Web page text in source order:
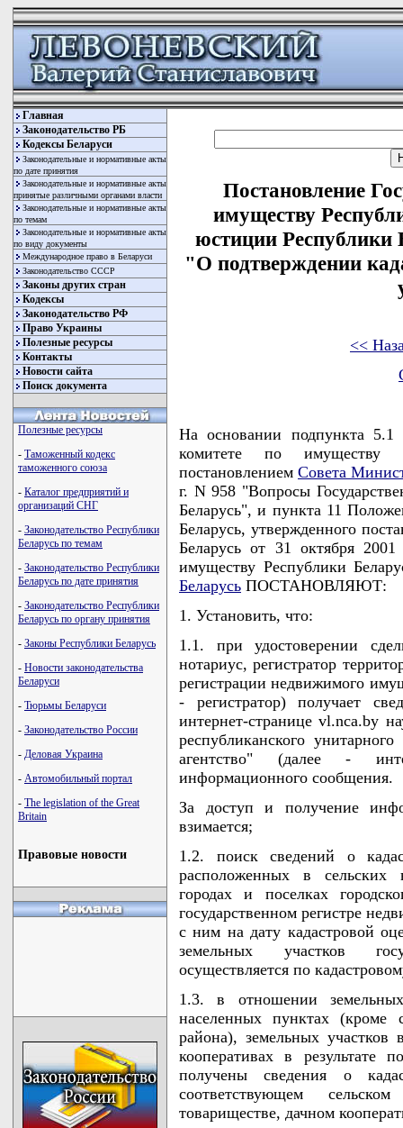
Главная
Законодательство РБ
Кодексы Беларуси
Законодательные и нормативные акты
по дате принятия
Законодательные и нормативные акты
принятые различными органами власти
Законодательные и нормативные акты
по темам
Законодательные и нормативные акты
по виду документы
Международное право в Беларуси
Законодательство СССР
Законы других стран
Кодексы
Законодательство РФ
Право Украины
Полезные ресурсы
Контакты
Новости сайта
Поиск документа
Полезные ресурсы
- Таможенный кодекс
таможенного союза
- Каталог предприятий и
организаций СНГ
- Законодательство Республики
Беларусь по темам
- Законодательство Республики
Беларусь по дате принятия
- Законодательство Республики
Беларусь по органу принятия
- Законы Республики Беларусь
- Новости законодательства
Беларуси
- Тюрьмы Беларуси
- Законодательство России
- Деловая Украина
- Автомобильный портал
- The legislation of the Great
Britain
Правовые новости
Постановление
имуществу
юстиции Республики
"О подтверждении
<<
На основании подпункта 5.1
комитете по имуществу
постановлением Совета
г. N 958 "Вопросы
Беларусь", и пункта 11
Беларусь, утвержденного
Беларусь от 31 октября
имуществу Республики
Беларусь ПОСТАНОВЛЯЮТ:
1. Установить, что:
1.1. при удостоверении
нотариус, регистратор
регистрации недвижимого
- регистратор) получает
интернет-странице vl.nca.by
республиканского
агентство" (далее -
информационного сообщения.
За доступ и получение
взимается;
1.2. поиск сведений о
расположенных в сельских
городах и поселках
государственном регистре
с ним на дату кадастровой
земельных участков
осуществляется по
1.3. в отношении
населенных пунктах (кроме
района), земельных участков
кооперативах в результате
получены сведения о
соответствующем
товариществе, дачном